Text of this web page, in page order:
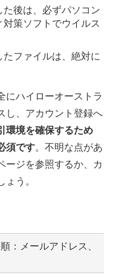
後は、必ずパソコン
策ソフトでウイルス
ファイルは、絶対に
にハイローオーストラ
し、アカウント登録へ
環境を確保するため
須です。不明な点があ
ージを参照するか、カ
う。
：メールアドレス、